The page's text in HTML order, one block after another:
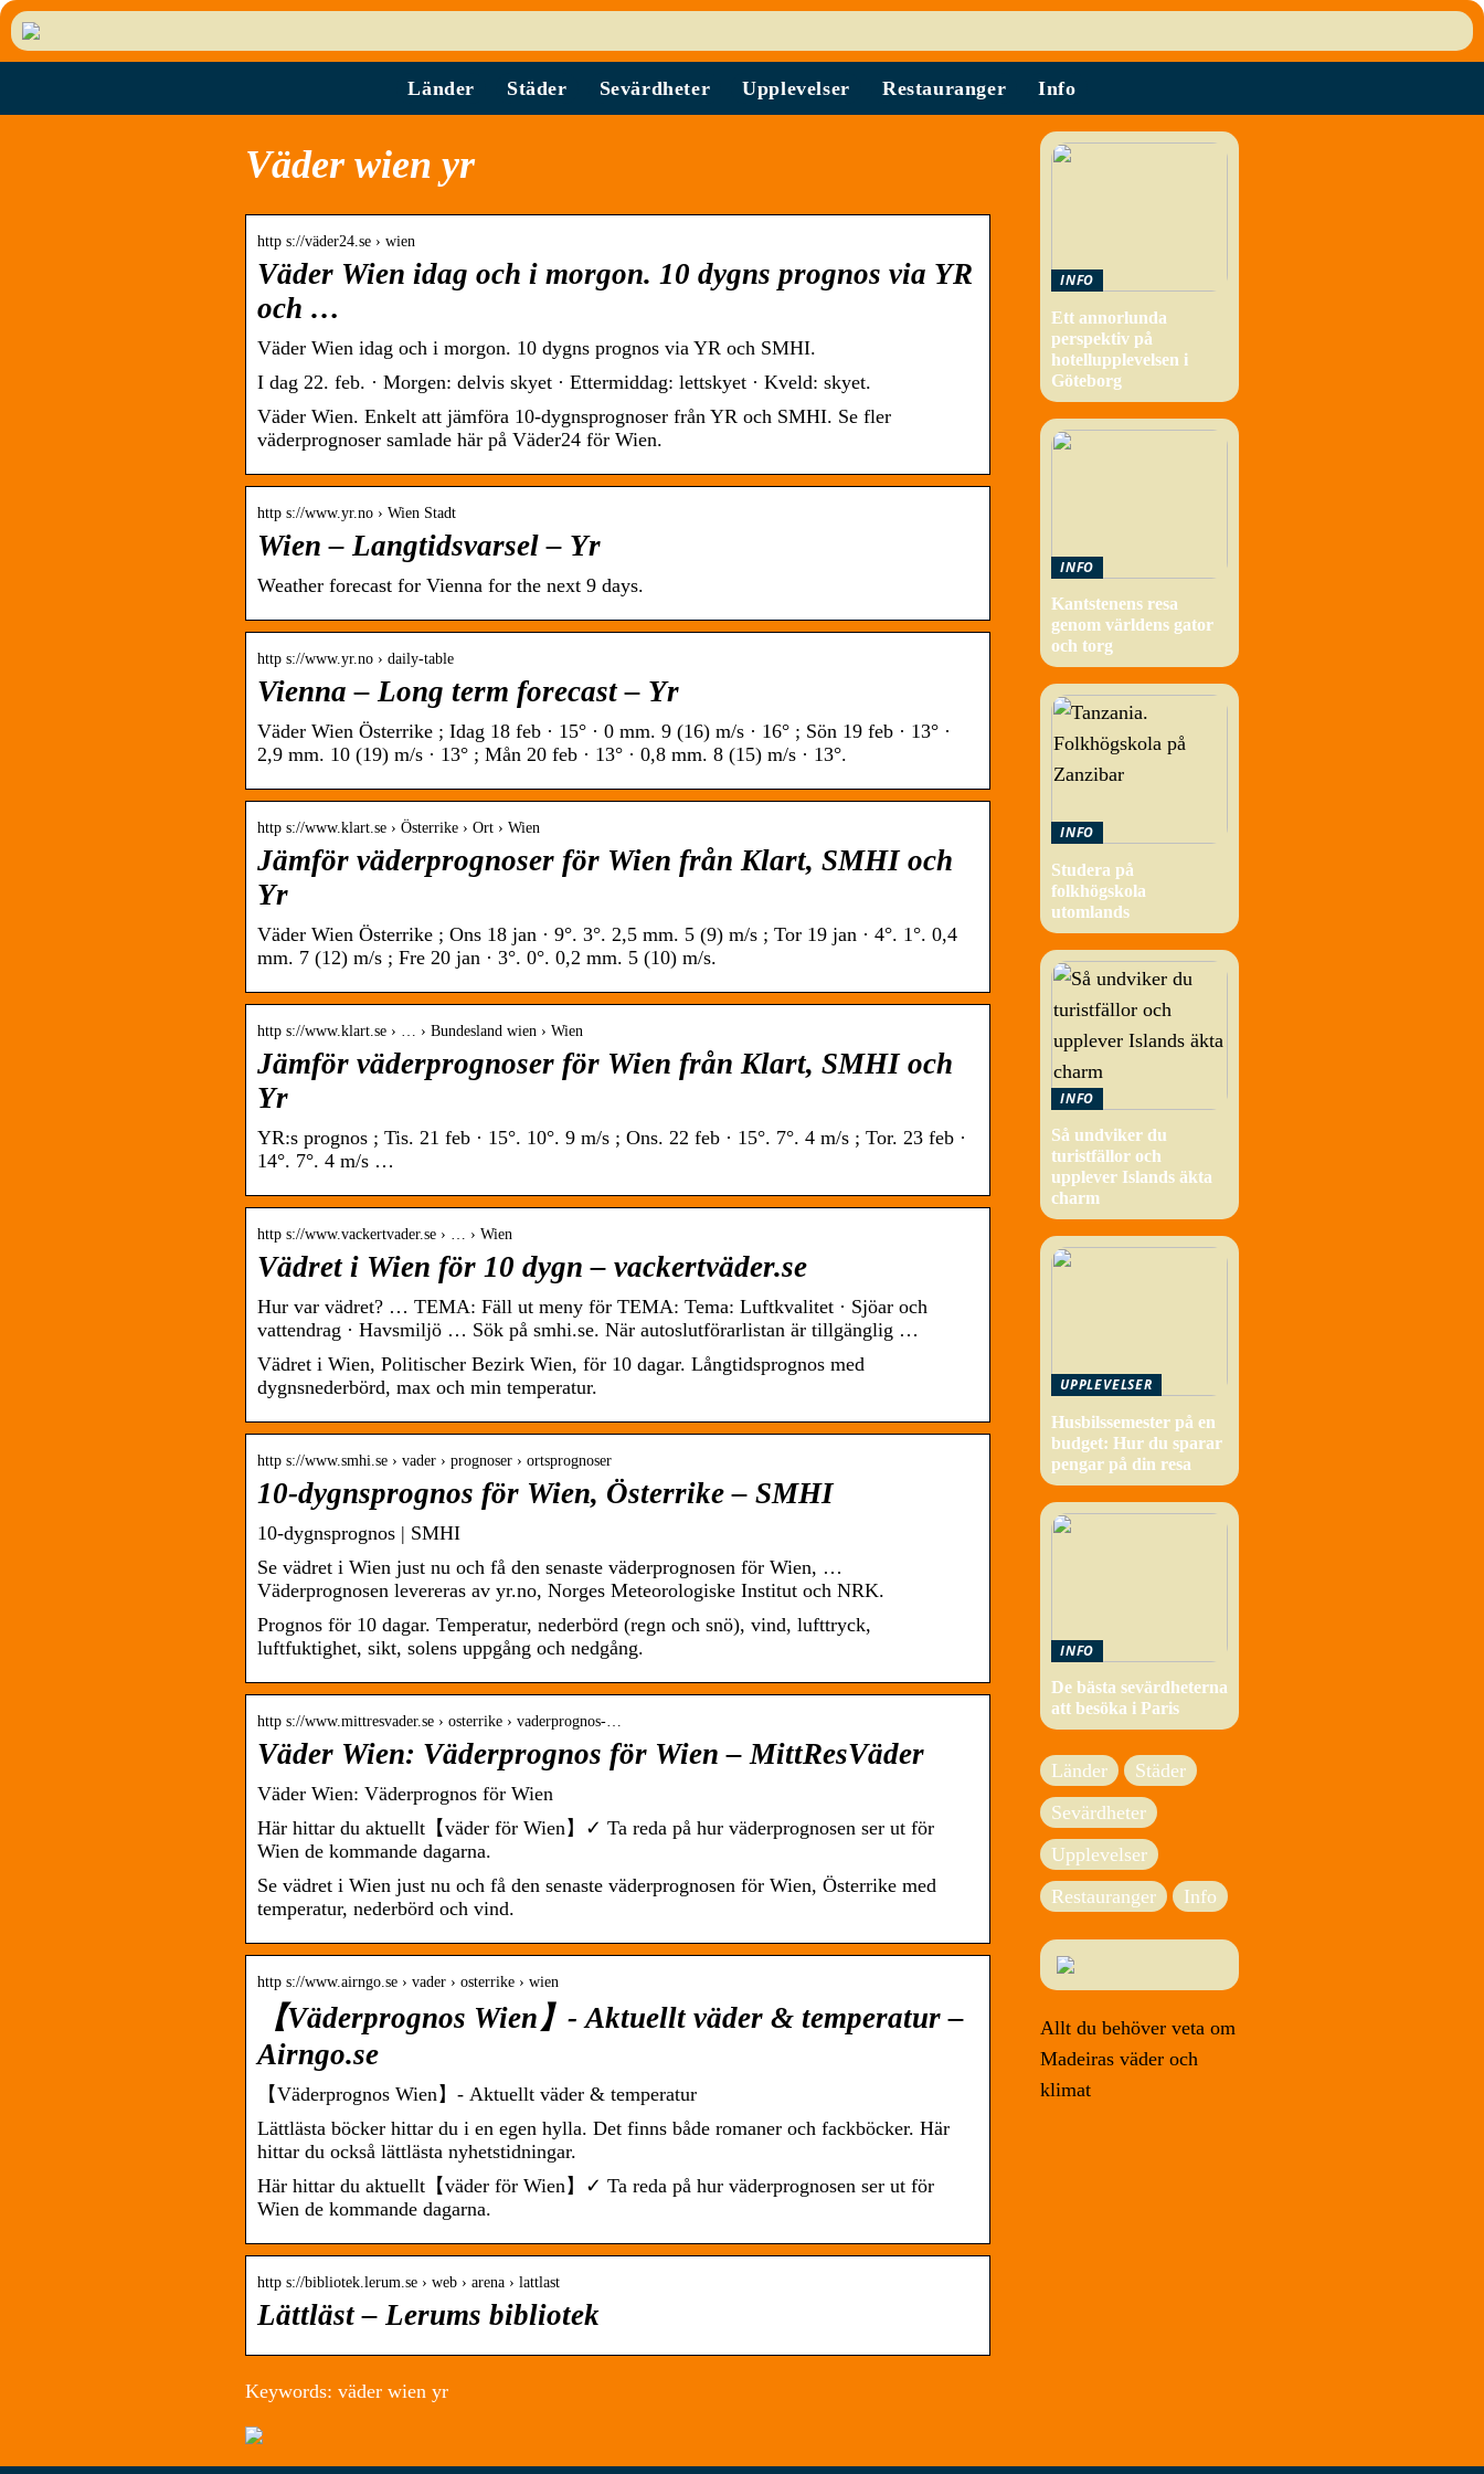
Länder Städer Sevärdheter Upplevelser Restauranger Info
Väder wien yr
http s://väder24.se › wien
Väder Wien idag och i morgon. 10 dygns prognos via YR
och …
Väder Wien idag och i morgon. 10 dygns prognos via YR och SMHI.
I dag 22. feb. · Morgen: delvis skyet · Ettermiddag: lettskyet · Kveld: skyet.
Väder Wien. Enkelt att jämföra 10-dygnsprognoser från YR och SMHI. Se fler
väderprognoser samlade här på Väder24 för Wien.
http s://www.yr.no › Wien Stadt
Wien – Langtidsvarsel – Yr
Weather forecast for Vienna for the next 9 days.
http s://www.yr.no › daily-table
Vienna – Long term forecast – Yr
Väder Wien Österrike ; Idag 18 feb · 15° · 0 mm. 9 (16) m/s · 16° ; Sön 19 feb · 13° ·
2,9 mm. 10 (19) m/s · 13° ; Mån 20 feb · 13° · 0,8 mm. 8 (15) m/s · 13°.
http s://www.klart.se › Österrike › Ort › Wien
Jämför väderprognoser för Wien från Klart, SMHI och
Yr
Väder Wien Österrike ; Ons 18 jan · 9°. 3°. 2,5 mm. 5 (9) m/s ; Tor 19 jan · 4°. 1°. 0,4
mm. 7 (12) m/s ; Fre 20 jan · 3°. 0°. 0,2 mm. 5 (10) m/s.
http s://www.klart.se › … › Bundesland wien › Wien
Jämför väderprognoser för Wien från Klart, SMHI och
Yr
YR:s prognos ; Tis. 21 feb · 15°. 10°. 9 m/s ; Ons. 22 feb · 15°. 7°. 4 m/s ; Tor. 23 feb ·
14°. 7°. 4 m/s …
http s://www.vackertvader.se › … › Wien
Vädret i Wien för 10 dygn – vackertväder.se
Hur var vädret? … TEMA: Fäll ut meny för TEMA: Tema: Luftkvalitet · Sjöar och
vattendrag · Havsmiljö … Sök på smhi.se. När autoslutförarlistan är tillgänglig …
Vädret i Wien, Politischer Bezirk Wien, för 10 dagar. Långtidsprognos med
dygnsnederbörd, max och min temperatur.
http s://www.smhi.se › vader › prognoser › ortsprognoser
10-dygnsprognos för Wien, Österrike – SMHI
10-dygnsprognos | SMHI
Se vädret i Wien just nu och få den senaste väderprognosen för Wien, …
Väderprognosen levereras av yr.no, Norges Meteorologiske Institut och NRK.
Prognos för 10 dagar. Temperatur, nederbörd (regn och snö), vind, lufttryck,
luftfuktighet, sikt, solens uppgång och nedgång.
http s://www.mittresvader.se › osterrike › vaderprognos-…
Väder Wien: Väderprognos för Wien – MittResVäder
Väder Wien: Väderprognos för Wien
Här hittar du aktuellt【väder för Wien】✓ Ta reda på hur väderprognosen ser ut för
Wien de kommande dagarna.
Se vädret i Wien just nu och få den senaste väderprognosen för Wien, Österrike med
temperatur, nederbörd och vind.
http s://www.airngo.se › vader › osterrike › wien
【Väderprognos Wien】- Aktuellt väder & temperatur –
Airngo.se
【Väderprognos Wien】- Aktuellt väder & temperatur
Lättlästa böcker hittar du i en egen hylla. Det finns både romaner och fackböcker. Här
hittar du också lättlästa nyhetstidningar.
Här hittar du aktuellt【väder för Wien】✓ Ta reda på hur väderprognosen ser ut för
Wien de kommande dagarna.
http s://bibliotek.lerum.se › web › arena › lattlast
Lättläst – Lerums bibliotek
Keywords: väder wien yr
INFO
Ett annorlunda
perspektiv på
hotellupplevelsen i
Göteborg
INFO
Kantstenens resa
genom världens gator
och torg
INFO
Studera på
folkhögskola
utomlands
INFO
Så undviker du
turistfällor och
upplever Islands äkta
charm
UPPLEVELSER
Husbilssemester på en
budget: Hur du sparar
pengar på din resa
INFO
De bästa sevärdheterna
att besöka i Paris
Länder
Städer
Sevärdheter
Upplevelser
Restauranger
Info
Allt du behöver veta om
Madeiras väder och
klimat